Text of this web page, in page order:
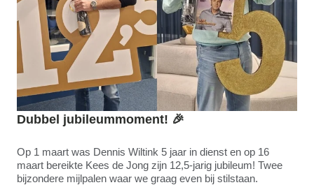
Dubbel jubileummoment! 🎉
Op 1 maart was Dennis Wiltink 5 jaar in dienst en op 16
maart bereikte Kees de Jong zijn 12,5-jarig jubileum! Twee
bijzondere mijlpalen waar we graag even bij stilstaan.